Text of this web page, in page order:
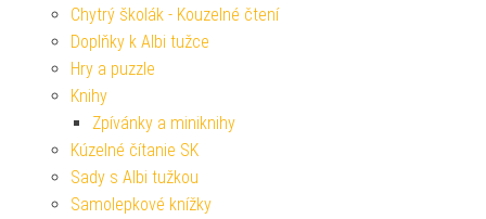
Chytrý školák - Kouzelné čtení
Doplňky k Albi tužce
Hry a puzzle
Knihy
Zpívánky a miniknihy
Kúzelné čítanie SK
Sady s Albi tužkou
Samolepkové knížky